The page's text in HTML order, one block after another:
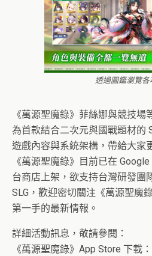
透過圖鑑瀏覽各
《萬源聖魔錄》菲絲娜與競技
為首款結合二次元與國戰題材的
遊戲內容與系統架構，帶給大家
《萬源聖魔錄》目前已在
台商店上架，欲支持台灣研發團
SLG，歡迎密切關注《萬源聖魔
第一手的最新情報。
詳細活動訊息，敬請參閱：
《萬源聖魔錄》App Store 下載：